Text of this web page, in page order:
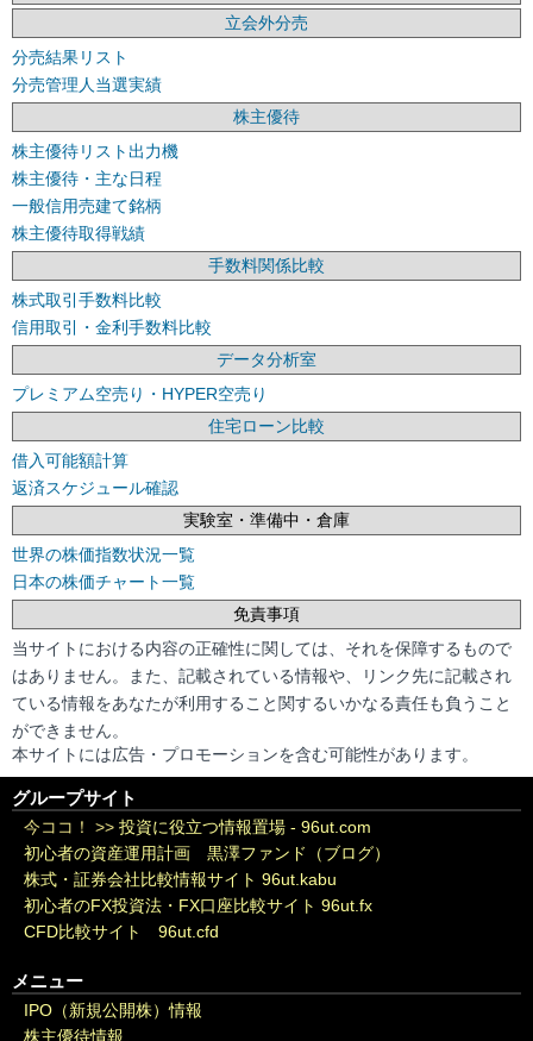
立会外分売
分売結果リスト
分売管理人当選実績
株主優待
株主優待リスト出力機
株主優待・主な日程
一般信用売建て銘柄
株主優待取得戦績
手数料関係比較
株式取引手数料比較
信用取引・金利手数料比較
データ分析室
プレミアム空売り・HYPER空売り
住宅ローン比較
借入可能額計算
返済スケジュール確認
実験室・準備中・倉庫
世界の株価指数状況一覧
日本の株価チャート一覧
免責事項
当サイトにおける内容の正確性に関しては、それを保障するもので
はありません。また、記載されている情報や、リンク先に記載され
ている情報をあなたが利用すること関するいかなる責任も負うこと
ができません。
本サイトには広告・プロモーションを含む可能性があります。
グループサイト
今ココ！ >> 投資に役立つ情報置場 - 96ut.com
初心者の資産運用計画 黒澤ファンド（ブログ）
株式・証券会社比較情報サイト 96ut.kabu
初心者のFX投資法・FX口座比較サイト 96ut.fx
CFD比較サイト 96ut.cfd
メニュー
IPO（新規公開株）情報
株主優待情報